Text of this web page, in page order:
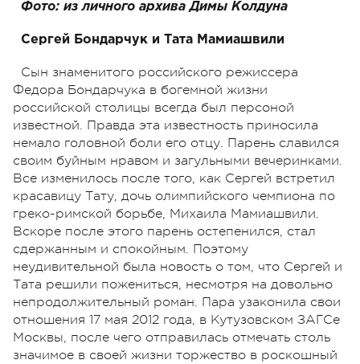
Фото: из личного архива Димы Колдуна
Сергей Бондарчук и Тата Мамиашвили
Сын знаменитого российского режиссера
Федора Бондарчука в богемной жизни
российской столицы всегда был персоной
известной. Правда эта известность приносила
немало головной боли его отцу. Парень славился
своим буйным нравом и загульными вечеринками.
Все изменилось после того, как Сергей встретил
красавицу Тату, дочь олимпийского чемпиона по
греко-римской борьбе, Михаила Мамиашвили.
Вскоре после этого парень остепенился, стал
сдержанным и спокойным. Поэтому
неудивительной была новость о том, что Сергей и
Тата решили пожениться, несмотря на довольно
непродолжительный роман. Пара узаконила свои
отношения 17 мая 2012 года, в Кутузовском ЗАГСе
Москвы, после чего отправилась отмечать столь
значимое в своей жизни торжество в роскошный